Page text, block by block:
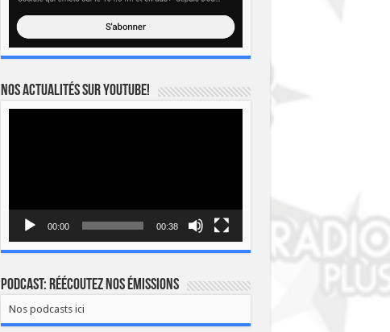
Nos actualités sur YOUTUBE!
00:00 00:38
Podcast: Réécoutez nos émissions
Nos podcasts ici